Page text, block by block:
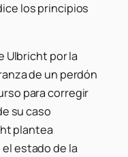
los principios
Ulbricht por la
de un perdón
para corregir
su caso
plantea
estado de la